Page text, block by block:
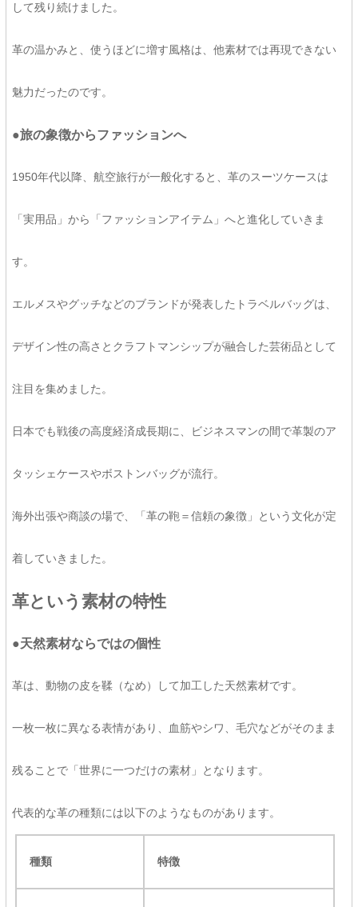
して残り続けました。
革の温かみと、使うほどに増す風格は、他素材では再現できない
魅力だったのです。
●旅の象徴からファッションへ
1950年代以降、航空旅行が一般化すると、革のスーツケースは
「実用品」から「ファッションアイテム」へと進化していきま
す。
エルメスやグッチなどのブランドが発表したトラベルバッグは、
デザイン性の高さとクラフトマンシップが融合した芸術品として
注目を集めました。
日本でも戦後の高度経済成長期に、ビジネスマンの間で革製のア
タッシェケースやボストンバッグが流行。
海外出張や商談の場で、「革の鞄＝信頼の象徴」という文化が定
着していきました。
革という素材の特性
●天然素材ならではの個性
革は、動物の皮を鞣（なめ）して加工した天然素材です。
一枚一枚に異なる表情があり、血筋やシワ、毛穴などがそのまま
残ることで「世界に一つだけの素材」となります。
代表的な革の種類には以下のようなものがあります。
種類 特徴